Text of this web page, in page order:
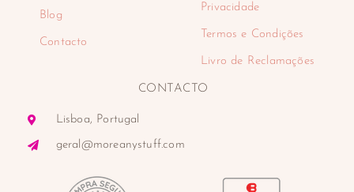
Blog
Contacto
Privacidade
Termos e Condições
Livro de Reclamações
CONTACTO
Lisboa, Portugal
geral@moreanystuff.com